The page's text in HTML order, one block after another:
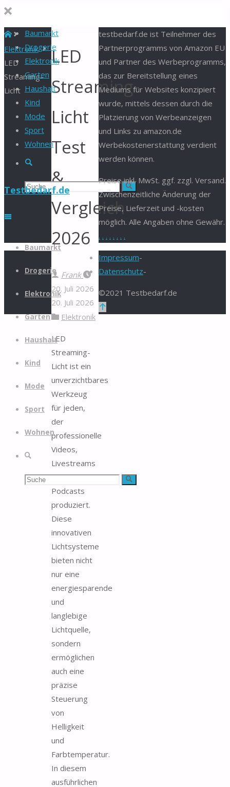
Baumarkt
Drogerie
Elektronik
Garten
Haushalt
Kind
Mode
Sport
Wohnen
Suche
Suchen Suche
Testbedarf.de
Zum
springen
Baumarkt
Drogerie
Elektronik
Garten
Haushalt
Kind
Mode
Sport
Wohnen
Suchen Suche
Start
Elektronik
LED
Streaming-
Licht
LED
Streaming-
Licht
Test
&
Vergleich
2026
Frank
20. Juli 2026
20. Juli 2026
Elektronik
LED
Streaming-
Licht ist ein
unverzichtbares
Werkzeug
für jeden,
der
professionelle
Videos,
Livestreams
oder
Podcasts
produziert.
Diese
innovativen
Lichtsysteme
bieten nicht
nur eine
energiesparende
und
langlebige
Lichtquelle,
sondern
ermöglichen
auch eine
präzise
Steuerung
von
Helligkeit
und
Farbtemperatur.
In diesem
ausführlichen
testbedarf.de ist Teilnehmer des
Partnerprogramms von Amazon EU
und Partner des Werbeprogramms,
das zur Bereitstellung eines
Mediums für Websites konzipiert
wurde, mittels dessen durch die
Platzierung von Werbeanzeigen
und Links zu amazon.de
Werbekostenerstattung verdient
werden können.
Preise inkl. MwSt. ggf. zzgl. Versand.
Zwischenzeitliche Änderung der
Preise, Lieferzeit und -kosten
möglich. Alle Angaben ohne Gewähr.
. . . . . . . .
Impressum-
Datenschutz-
©2021 Testbedarf.de
Zurück